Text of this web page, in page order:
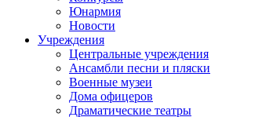
Юнармия
Новости
Учреждения
Центральные учреждения
Ансамбли песни и пляски
Военные музеи
Дома офицеров
Драматические театры